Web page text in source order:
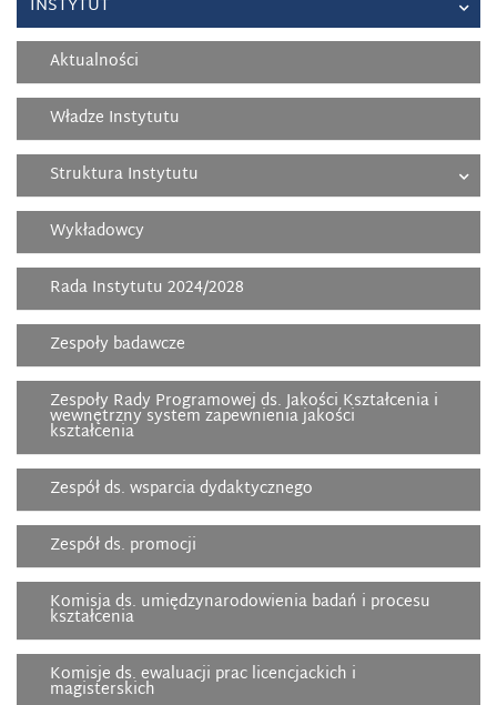
INSTYTUT
Aktualności
Władze Instytutu
Struktura Instytutu
Wykładowcy
Rada Instytutu 2024/2028
Zespoły badawcze
Zespoły Rady Programowej ds. Jakości Kształcenia i
wewnętrzny system zapewnienia jakości
kształcenia
Zespół ds. wsparcia dydaktycznego
Zespół ds. promocji
Komisja ds. umiędzynarodowienia badań i procesu
kształcenia
Komisje ds. ewaluacji prac licencjackich i
magisterskich